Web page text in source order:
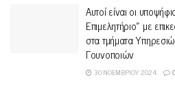
Αυτοί είναι οι
Επιμελητήριο» με
στα τμήματα
Γουνοποιών
30 ΝΟΕΜΒΡΊΟΥ 2024 0